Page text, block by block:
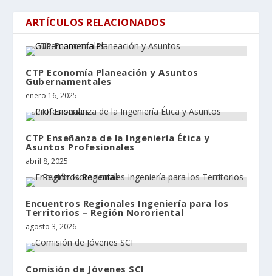
ARTÍCULOS RELACIONADOS
CTP Economía Planeación y Asuntos
Gubernamentales
enero 16, 2025
CTP Enseñanza de la Ingeniería Ética y
Asuntos Profesionales
abril 8, 2025
Encuentros Regionales Ingeniería para los
Territorios – Región Nororiental
agosto 3, 2026
Comisión de Jóvenes SCI